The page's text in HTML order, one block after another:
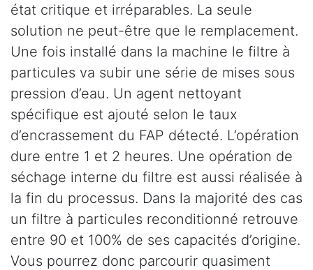
état critique et irréparables. La seule
solution ne peut-être que le remplacement.
Une fois installé dans la machine le filtre à
particules va subir une série de mises sous
pression d’eau. Un agent nettoyant
spécifique est ajouté selon le taux
d’encrassement du FAP détecté. L’opération
dure entre 1 et 2 heures. Une opération de
séchage interne du filtre est aussi réalisée à
la fin du processus. Dans la majorité des cas
un filtre à particules reconditionné retrouve
entre 90 et 100% de ses capacités d’origine.
Vous pourrez donc parcourir quasiment